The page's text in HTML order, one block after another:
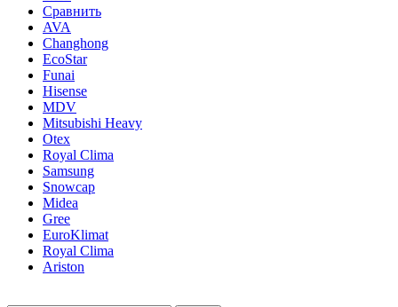
Сравнить
AVA
Changhong
EcoStar
Funai
Hisense
MDV
Mitsubishi Heavy
Otex
Royal Clima
Samsung
Snowcap
Midea
Gree
EuroKlimat
Royal Clima
Ariston